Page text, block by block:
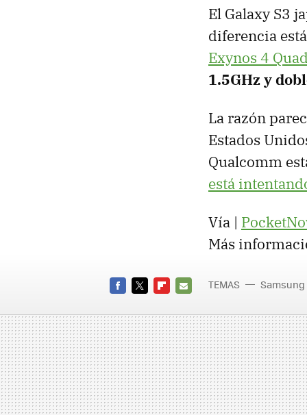
El Galaxy S3
diferencia
Exynos 4
1.5GHz y
La razón
Estados
Qualcomm
está
Vía |
Más
MAIL
TEMAS Samsung